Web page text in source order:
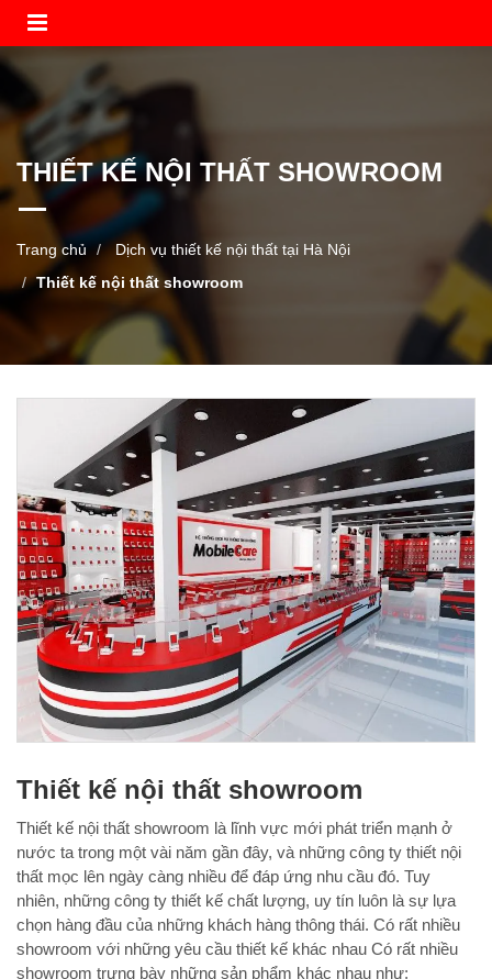
THIẾT KẾ NỘI THẤT SHOWROOM
Trang chủ
Dịch vụ thiết kế nội thất tại Hà Nội
Thiết kế nội thất showroom
Thiết kế nội thất showroom
Thiết kế nội thất showroom là lĩnh vực mới phát triển mạnh ở
nước ta trong một vài năm gần đây, và những công ty thiết nội
thất mọc lên ngày càng nhiều để đáp ứng nhu cầu đó. Tuy
nhiên, những công ty thiết kế chất lượng, uy tín luôn là sự lựa
chọn hàng đầu của những khách hàng thông thái. Có rất nhiều
showroom với những yêu cầu thiết kế khác nhau Có rất nhiều
showroom trưng bày những sản phẩm khác nhau như: